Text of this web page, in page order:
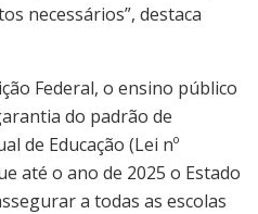
necessários”, destaca
Federal, o ensino público
do padrão de
de Educação (Lei nº
até o ano de 2025 o Estado
a todas as escolas